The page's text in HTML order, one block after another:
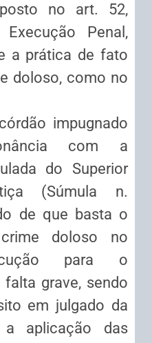
no art. 52,
Penal,
a prática de fato
doloso, como no
impugnado
com a
do Superior
(Súmula n.
de que basta o
doloso no
para o
grave, sendo
em julgado da
a aplicação das